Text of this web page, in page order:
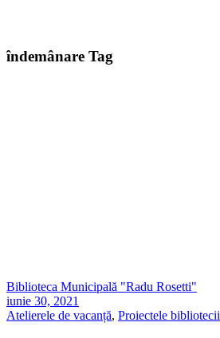
îndemânare Tag
Biblioteca Municipală "Radu Rosetti"
iunie 30, 2021
Atelierele de vacanță, Proiectele bibliotecii